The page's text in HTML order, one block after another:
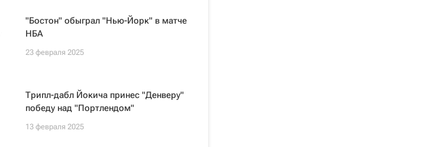
"Бостон" обыграл "Нью-Йорк" в матче
НБА
23 февраля 2025
Трипл-дабл Йокича принес "Денверу"
победу над "Портлендом"
13 февраля 2025